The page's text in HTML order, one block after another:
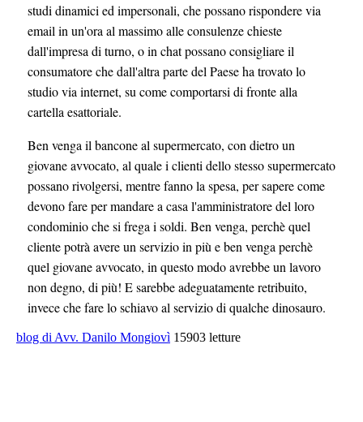
studi dinamici ed impersonali, che possano rispondere via
email in un'ora al massimo alle consulenze chieste
dall'impresa di turno, o in chat possano consigliare il
consumatore che dall'altra parte del Paese ha trovato lo
studio via internet, su come comportarsi di fronte alla
cartella esattoriale.
Ben venga il bancone al supermercato, con dietro un
giovane avvocato, al quale i clienti dello stesso supermercato
possano rivolgersi, mentre fanno la spesa, per sapere come
devono fare per mandare a casa l'amministratore del loro
condominio che si frega i soldi. Ben venga, perchè quel
cliente potrà avere un servizio in più e ben venga perchè
quel giovane avvocato, in questo modo avrebbe un lavoro
non degno, di più! E sarebbe adeguatamente retribuito,
invece che fare lo schiavo al servizio di qualche dinosauro.
blog di Avv. Danilo Mongiovì 15903 letture